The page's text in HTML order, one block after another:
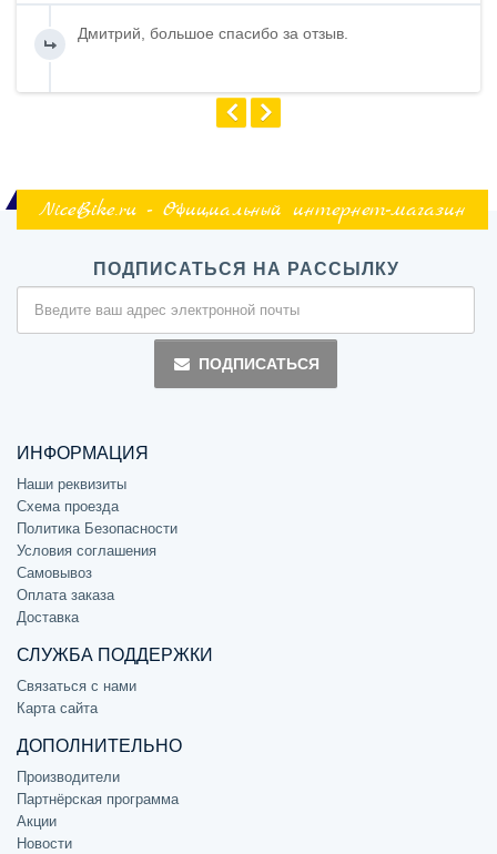
Дмитрий, большое спасибо за отзыв.
NiceBike.ru - Официальный интернет-магазин
ПОДПИСАТЬСЯ НА РАССЫЛКУ
ПОДПИСАТЬСЯ
ИНФОРМАЦИЯ
Наши реквизиты
Схема проезда
Политика Безопасности
Условия соглашения
Самовывоз
Оплата заказа
Доставка
СЛУЖБА ПОДДЕРЖКИ
Связаться с нами
Карта сайта
ДОПОЛНИТЕЛЬНО
Производители
Партнёрская программа
Акции
Новости